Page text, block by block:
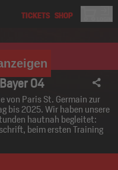
04
von Paris St. Germain zur
bis 2025. Wir haben unsere
hautnah begleitet:
beim ersten Training